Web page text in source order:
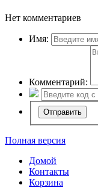
Нет комментариев
Имя:
Комментарий:
Полная версия
Домой
Контакты
Корзина